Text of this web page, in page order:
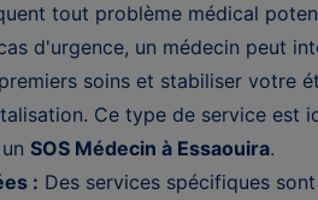
tout problème médical
d'urgence, un médecin peut
soins et stabiliser votre
Ce type de service est
SOS Médecin à Essaouira.
: Des services spécifiques sont